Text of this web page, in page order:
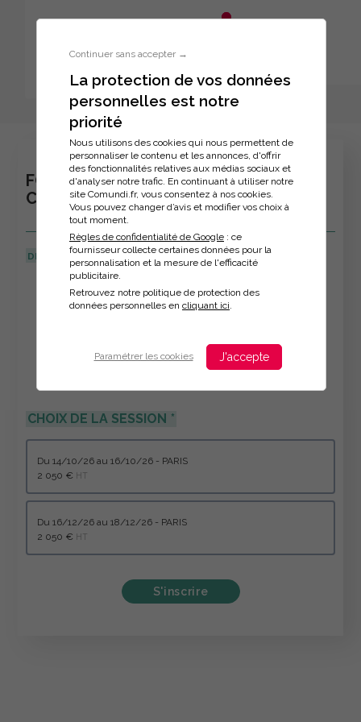
Continuer sans accepter →
La protection de vos données
personnelles est notre
priorité
Nous utilisons des cookies qui nous permettent de
personnaliser le contenu et les annonces, d'offrir
des fonctionnalités relatives aux médias sociaux et
d'analyser notre trafic. En continuant à utiliser notre
site Comundi.fr, vous consentez à nos cookies.
Vous pouvez changer d’avis et modifier vos choix à
tout moment.
Règles de confidentialité de Google : ce
fournisseur collecte certaines données pour la
personnalisation et la mesure de l'efficacité
publicitaire.
Retrouvez notre politique de protection des
données personnelles en cliquant ici
Paramétrer les cookies J'accepte
Inscription à la formation
FORMATION : TECHNIQUES DE
COMMUNICATION RELATIONNELLE
DERNIÈRE MISE À JOUR :15/04/2026
Veuillez décrire votre situation
CHOIX DE LA SESSION
du 14/10/26 au 16/10/26 - PARIS
2 050 € HT
du 16/12/26 au 18/12/26 - PARIS
2 050 € HT
S'inscrire